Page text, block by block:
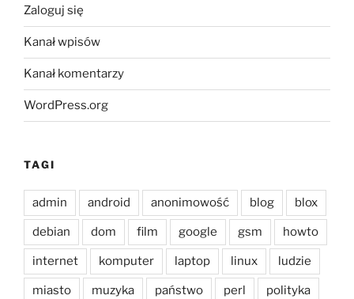
Zaloguj się
Kanał wpisów
Kanał komentarzy
WordPress.org
TAGI
admin android anonimowość blog blox
debian dom film google gsm howto
internet komputer laptop linux ludzie
miasto muzyka państwo perl polityka